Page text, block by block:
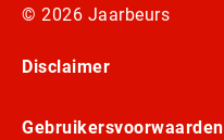
© 2026 Jaarbeurs
Disclaimer
Gebruikersvoorwaarden